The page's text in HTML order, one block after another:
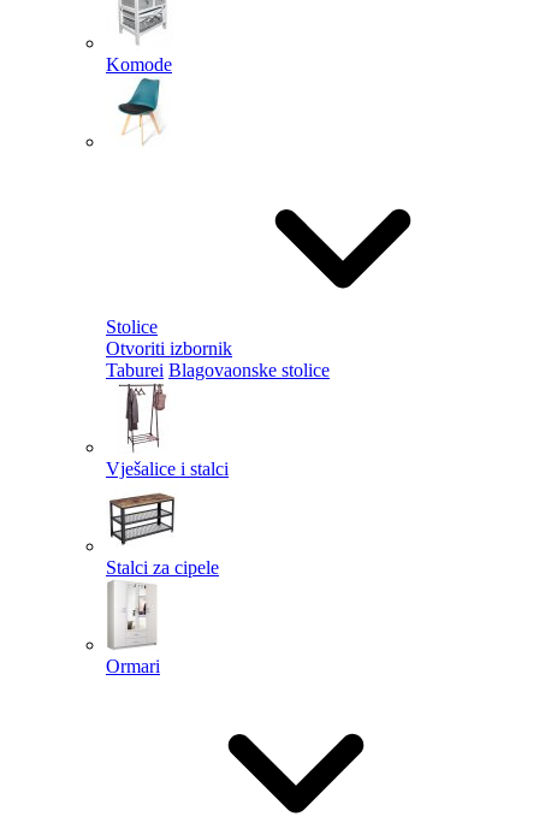
Komode
Stolice
Otvoriti izbornik
Taburei Blagovaonske stolice
Vješalice i stalci
Stalci za cipele
Ormari